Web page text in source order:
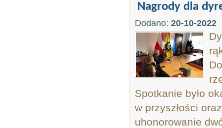
Nagrody dla
Dodano: 20-10-2022
Spotkanie było
w przyszłości
uhonorowanie